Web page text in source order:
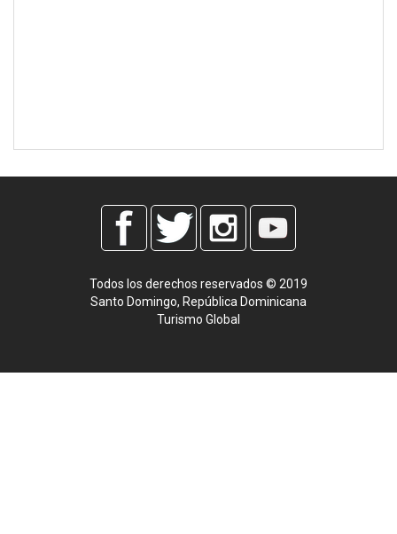
Todos los derechos reservados © 2019
Santo Domingo, República Dominicana
Turismo Global